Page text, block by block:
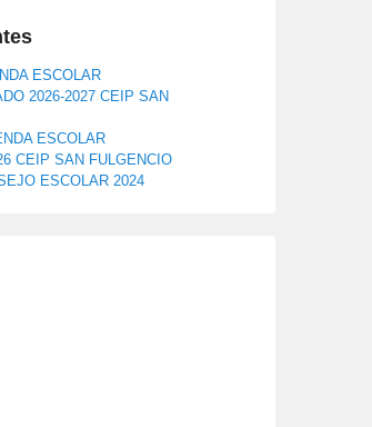
ESCOLAR
2026-2027 CEIP SAN
ESCOLAR
CEIP SAN FULGENCIO
ESCOLAR 2024